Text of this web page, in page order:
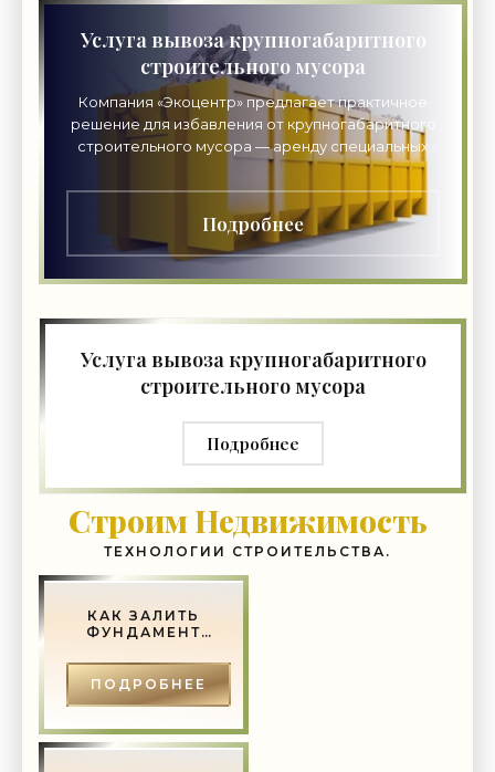
Услуга вывоза крупногабаритного
строительного мусора
Компания «Экоцентр» предлагает практичное
решение для избавления от крупногабаритного
строительного мусора — аренду специальных
контейнеров. Наши эксперты помогут
подобрать подходящий
Подробнее
Услуга вывоза крупногабаритного
строительного мусора
Подробнее
Строим Недвижимость
ТЕХНОЛОГИИ СТРОИТЕЛЬСТВА.
КАК ЗАЛИТЬ
ФУНДАМЕНТ
ПОДРОБНЕЕ